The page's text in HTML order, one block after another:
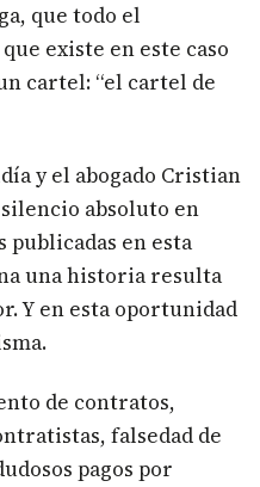
que todo el
existe en este caso
cartel: “el cartel de
y el abogado Cristian
absoluto en
publicadas en esta
una historia resulta
Y en esta oportunidad
de contratos,
falsedad de
pagos por